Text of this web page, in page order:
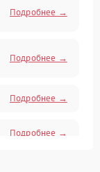
Подробнее →
Подробнее →
Подробнее →
Подробнее →